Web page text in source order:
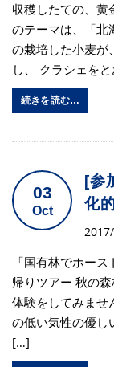
収穫したての、黄
のテーマは、「北
の栽培した小麦が
し、 クラシェを
続きを読む…
03
Oct
[参
化
「国有林でホー
帰りツアー 秋の
体験をしてみませ
の低い気性の優し
[…]